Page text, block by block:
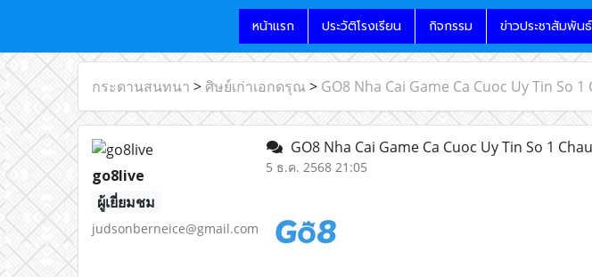
หน้าแรก ประวัติโรงเรียน กิจกรรม ข่าวประชาสัมพันธ์
กระดานสนทนา > ศิษย์เก่าเอกดรุณ > GO8 Nha Cai Game Ca Cuoc Uy Tin So 1
go8live
ผู้เยี่ยมชม
judsonberneice@gmail.com
GO8 Nha Cai Game Ca Cuoc Uy Tin So 1
5 ธ.ค. 2568 21:05